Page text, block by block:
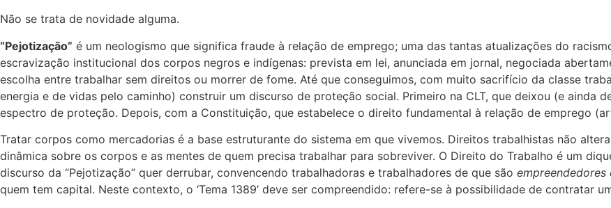
Não se trata de novidade alguma.
“Pejotização” é um neologismo que significa fraude à relação de emprego; uma das tantas atualizações do
escravização institucional dos corpos negros e indígenas: prevista em lei, anunciada em jornal, negociada
escolha entre trabalhar sem direitos ou morrer de fome. Até que conseguimos, com muito sacrifício da classe
energia e de vidas pelo caminho) construir um discurso de proteção social. Primeiro na CLT, que deixou (e ainda
espectro de proteção. Depois, com a Constituição, que estabelece o direito fundamental à relação de emprego
Tratar corpos como mercadorias é a base estruturante do sistema em que vivemos. Direitos trabalhistas não
dinâmica sobre os corpos e as mentes de quem precisa trabalhar para sobreviver. O Direito do Trabalho é um
discurso da “Pejotização” quer derrubar, convencendo trabalhadoras e trabalhadores de que são empreendedores
quem tem capital. Neste contexto, o ‘Tema 1389’ deve ser compreendido: refere-se à possibilidade de contratar